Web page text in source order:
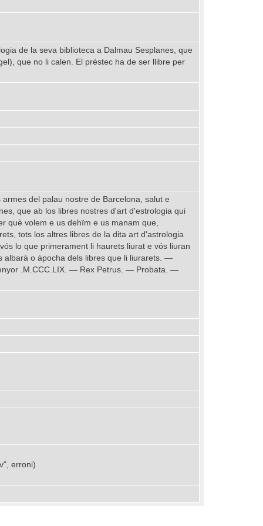
de la seva biblioteca a Dalmau Sesplanes, que
que no li calen. El préstec ha de ser llibre per
del palau nostre de Barcelona, salut e
que ab los libres nostres d'art d'estrologia qui
què volem e us dehïm e us manam que,
tots los altres libres de la dita art d'astrologia
lo que primerament li haurets liurat e vós liuran
albarà o àpocha dels libres que li liurarets. —
.M.CCC.LIX. — Rex Petrus. — Probata. —
erroni)